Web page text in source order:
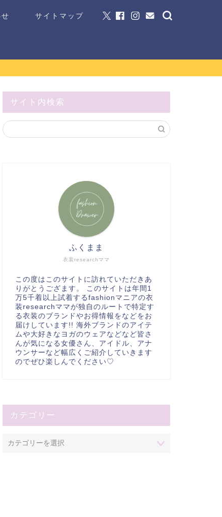
サイトマップ
サイト内検索
衣装researchママ
ふくまま
この度はこのサイトに訪れていただきあ
りがとうござます。 このサイトは年間1
万5千着以上試着するfashionマニアの衣
装researchママが独自のルートで特定す
る衣装のブランドやお得情報をなどをお
届けしています!! 海外ブランドのアイテ
ムや大好きなヨガのウェアなどなど皆さ
んが気になる女優さん、アイドル、アナ
ウンサーなど幅広くご紹介していきます
のでぜひ楽しんでください♡
カテゴリー